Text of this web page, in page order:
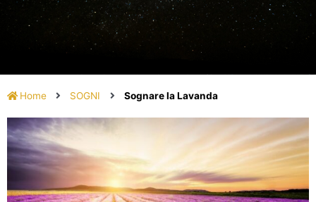
Home SOGNI Sognare la Lavanda